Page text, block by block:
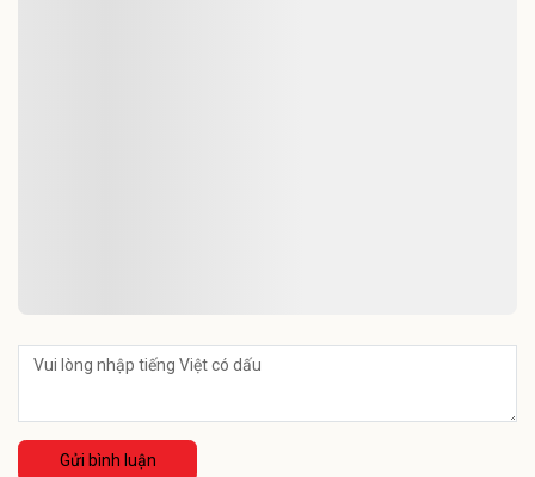
Gửi bình luận